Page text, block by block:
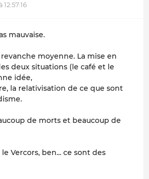
12:57:16
mauvaise.
moyenne. La mise en
deux situations (le café et le
idée,
la relativisation de ce que sont
de morts et beaucoup de
Vercors, ben... ce sont des